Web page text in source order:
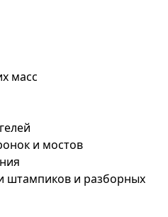
масс
и мостов
штампиков и разборных